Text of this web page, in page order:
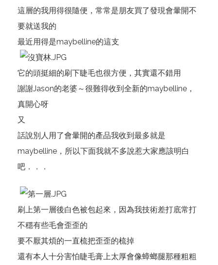
這層的我用得很隨便，常常是朋友買了發現會暈開不
要就送我的
最近用得是maybelline的這支
它的頭挺細的刷下睫毛也很方便，其實還不錯用
謝謝Jason的老婆～很難得收到全新的maybelline，
真開心呀
又
話說別人用了會暈開的產品我收到最多就是
maybelline，所以下面我就不多說惹大家應該明白
吧．．．
刷上第一層後白色被包起來，因為我技術差打底常打
不穩有些毛會歪歪的
要不厭其煩的一直梳把歪歪的梳掉
還有本人十分害怕睫毛膏上太厚會像蟑螂腿那種粗粗